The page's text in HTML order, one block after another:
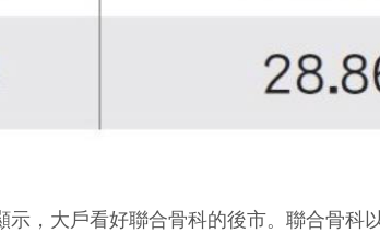
示，大戶看好聯合骨科的後市。聯合骨科